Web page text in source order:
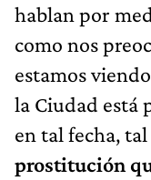
hablan por
como nos
estamos
la Ciudad está
en tal fecha,
prostitución